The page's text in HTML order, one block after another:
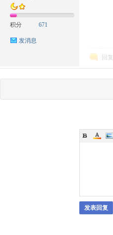
积分 671
发消息
回复
发表回复